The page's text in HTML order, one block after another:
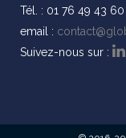
Tél. : 01 76 49 43 60
email :
Suivez-nous sur :